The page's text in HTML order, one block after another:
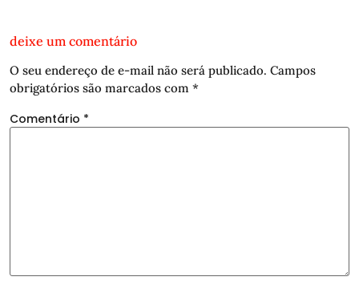
deixe um comentário
O seu endereço de e-mail não será publicado. Campos
obrigatórios são marcados com *
Comentário *